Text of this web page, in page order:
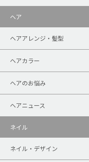
ヘア
ヘアアレンジ・髪型
ヘアカラー
ヘアのお悩み
ヘアニュース
ネイル
ネイル・デザイン